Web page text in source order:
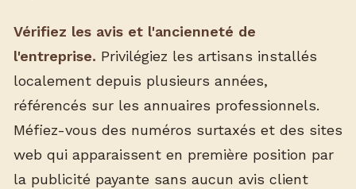
Vérifiez les avis et l'ancienneté de
l'entreprise. Privilégiez les artisans installés
localement depuis plusieurs années,
référencés sur les annuaires professionnels.
Méfiez-vous des numéros surtaxés et des sites
web qui apparaissent en première position par
la publicité payante sans aucun avis client